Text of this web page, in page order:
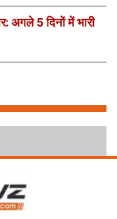
अगले 5 दिनों में भारी